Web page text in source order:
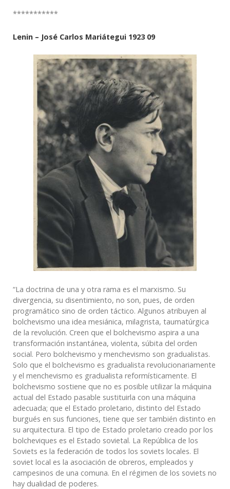
***********
Lenin – José Carlos Mariátegui 1923 09
“La doctrina de una y otra rama es el marxismo. Su
divergencia, su disentimiento, no son, pues, de orden
programático sino de orden táctico. Algunos atribuyen al
bolchevismo una idea mesiánica, milagrista, taumatúrgica
de la revolución. Creen que el bolchevismo aspira a una
transformación instantánea, violenta, súbita del orden
social. Pero bolchevismo y menchevismo son gradualistas.
Solo que el bolchevismo es gradualista revolucionariamente
y el menchevismo es gradualista reformísticamente. El
bolchevismo sostiene que no es posible utilizar la máquina
actual del Estado pasable sustituirla con una máquina
adecuada; que el Estado proletario, distinto del Estado
burgués en sus funciones, tiene que ser también distinto en
su arquitectura. El tipo de Estado proletario creado por los
bolcheviques es el Estado sovietal. La República de los
Soviets es la federación de todos los soviets locales. El
soviet local es la asociación de obreros, empleados y
campesinos de una comuna. En el régimen de los soviets no
hay dualidad de poderes.